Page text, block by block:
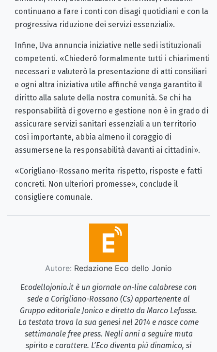
continuano a fare i conti con disagi quotidiani e con la
progressiva riduzione dei servizi essenziali».
Infine, Uva annuncia iniziative nelle sedi istituzionali
competenti. «Chiederò formalmente tutti i chiarimenti
necessari e valuterò la presentazione di atti consiliari
e ogni altra iniziativa utile affinché venga garantito il
diritto alla salute della nostra comunità. Se chi ha
responsabilità di governo e gestione non è in grado di
assicurare servizi sanitari essenziali a un territorio
così importante, abbia almeno il coraggio di
assumersene la responsabilità davanti ai cittadini».
«Corigliano-Rossano merita rispetto, risposte e fatti
concreti. Non ulteriori promesse», conclude il
consigliere comunale.
Autore: Redazione Eco dello Jonio
Ecodellojonio.it è un giornale on-line calabrese con
sede a Corigliano-Rossano (Cs) appartenente al
Gruppo editoriale Jonico e diretto da Marco Lefosse.
La testata trova la sua genesi nel 2014 e nasce come
settimanale free press. Negli anni a seguire muta
spirito e carattere. L’Eco diventa più dinamico, si